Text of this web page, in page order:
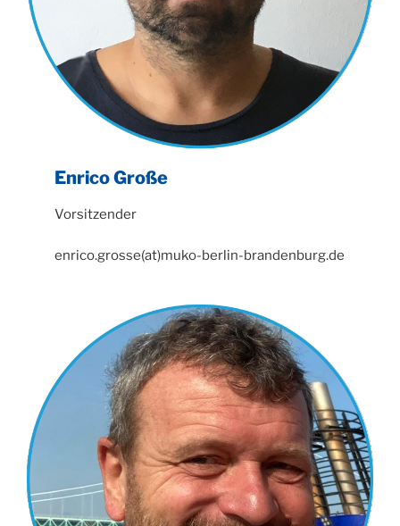
Enrico Große
Vorsitzender
enrico.grosse(at)muko-berlin-brandenburg.de